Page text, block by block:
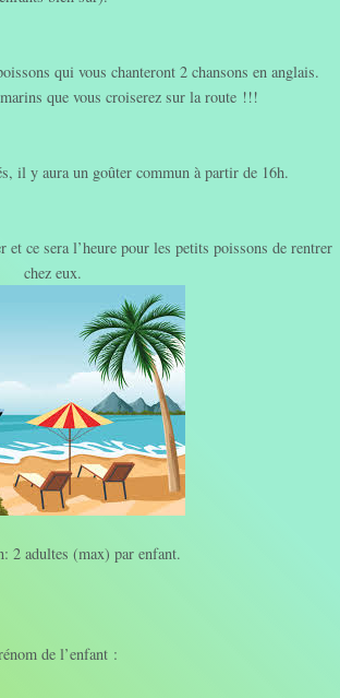
qui vous chanteront 2 chansons en anglais.
que vous croiserez sur la route !!!
il y aura un goûter commun à partir de 16h.
ce sera l’heure pour les petits poissons de rentrer
chez eux.
2 adultes (max) par enfant.
de l’enfant :